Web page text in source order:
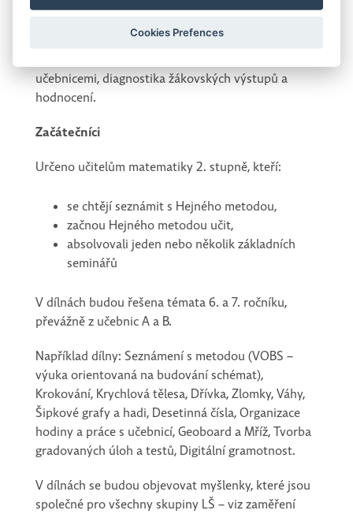
Didaktickými tématy budou například práce s
učebnicemi, diagnostika žákovských výstupů a
hodnocení.
Začátečníci
Určeno učitelům matematiky 2. stupně, kteří:
se chtějí seznámit s Hejného metodou,
začnou Hejného metodou učit,
absolvovali jeden nebo několik základních
seminářů
V dílnách budou řešena témata 6. a 7. ročníku,
převážně z učebnic A a B.
Například dílny: Seznámení s metodou (VOBS –
výuka orientovaná na budování schémat),
Krokování, Krychlová tělesa, Dřívka, Zlomky, Váhy,
Šipkové grafy a hadi, Desetinná čísla, Organizace
hodiny a práce s učebnicí, Geoboard a Mříž, Tvorba
gradovaných úloh a testů, Digitální gramotnost.
V dílnách se budou objevovat myšlenky, které jsou
společné pro všechny skupiny LŠ – viz zaměření
Cookies Prefences